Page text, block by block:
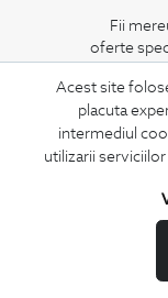
Acest site
placuta
intermediul
utilizarii
Fii
oferte